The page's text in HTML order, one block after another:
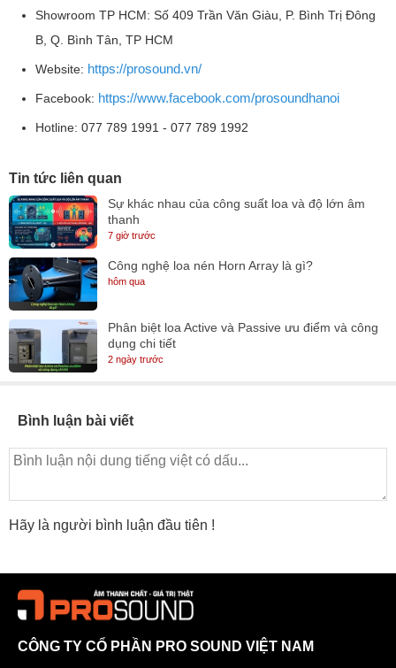
Showroom TP HCM: Số 409 Trần Văn Giàu, P. Bình Trị Đông
B, Q. Bình Tân, TP HCM
Website: https://prosound.vn/
Facebook: https://www.facebook.com/prosoundhanoi
Hotline: 077 789 1991 - 077 789 1992
Tin tức liên quan
Sự khác nhau của công suất loa và độ lớn âm
thanh
7 giờ trước
Công nghệ loa nén Horn Array là gì?
hôm qua
Phân biệt loa Active và Passive ưu điểm và công
dụng chi tiết
2 ngày trước
Bình luận bài viết
Hãy là người bình luận đầu tiên !
CÔNG TY CỔ PHẦN PRO SOUND VIỆT NAM